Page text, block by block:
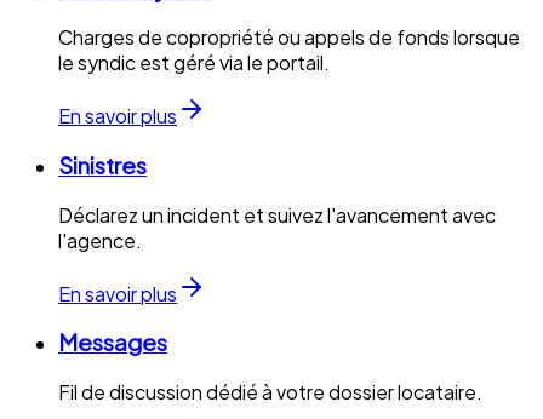
Charges de copropriété ou appels de fonds lorsque
le syndic est géré via le portail.
En savoir plus
Sinistres
Déclarez un incident et suivez l'avancement avec
l'agence.
En savoir plus
Messages
Fil de discussion dédié à votre dossier locataire.